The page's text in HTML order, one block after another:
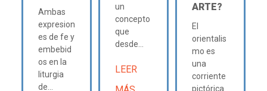
Ambas
expresion
es de fe y
embebid
os en la
liturgia
de...
un
concepto
que
desde...
LEER
ARTE?
El
orientalis
mo es
una
corriente
pictórica